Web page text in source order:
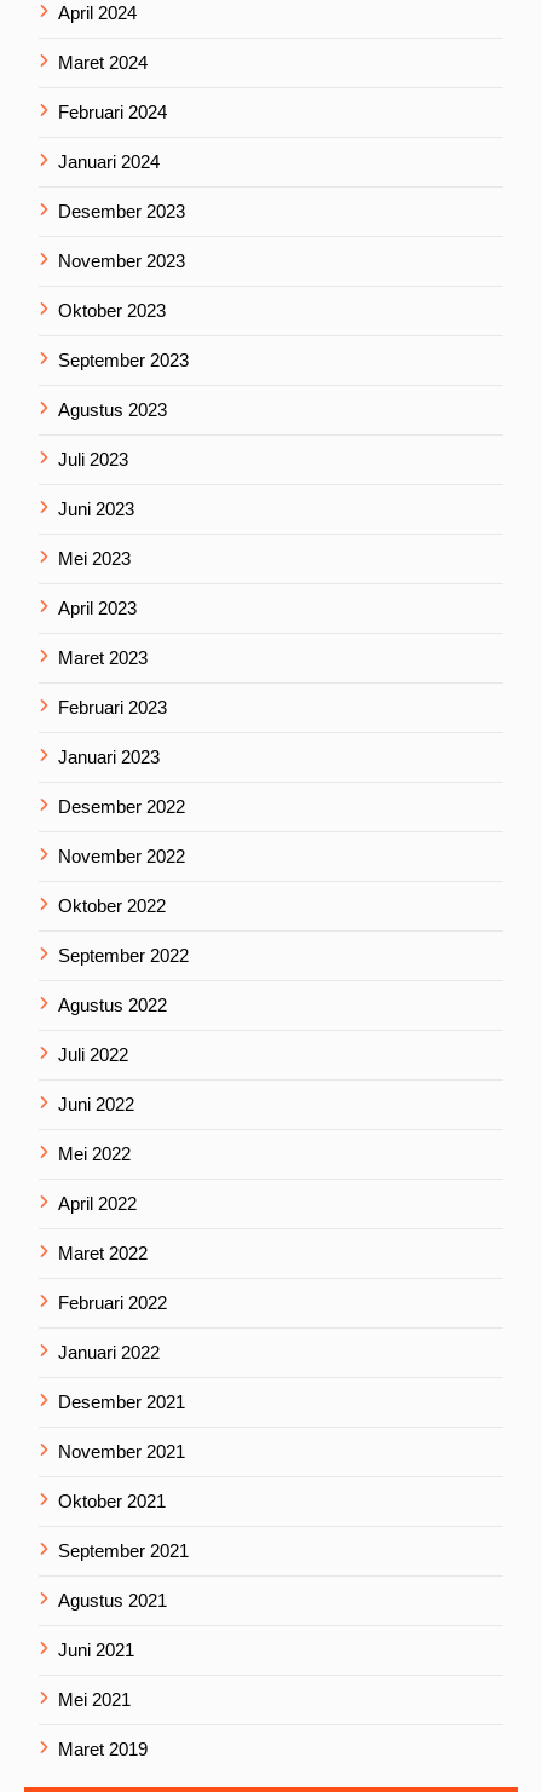
April 2024
Maret 2024
Februari 2024
Januari 2024
Desember 2023
November 2023
Oktober 2023
September 2023
Agustus 2023
Juli 2023
Juni 2023
Mei 2023
April 2023
Maret 2023
Februari 2023
Januari 2023
Desember 2022
November 2022
Oktober 2022
September 2022
Agustus 2022
Juli 2022
Juni 2022
Mei 2022
April 2022
Maret 2022
Februari 2022
Januari 2022
Desember 2021
November 2021
Oktober 2021
September 2021
Agustus 2021
Juni 2021
Mei 2021
Maret 2019